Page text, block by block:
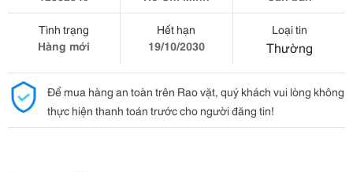
Tình trạng
Hàng mới
Hết hạn
19/10/2030
Loại tin
Thường
Để mua hàng an toàn trên Rao vặt, quý khách vui lòng không
thực hiện thanh toán trước cho người đăng tin!